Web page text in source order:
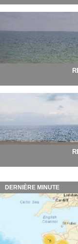
DERNIÈRE MINUTE